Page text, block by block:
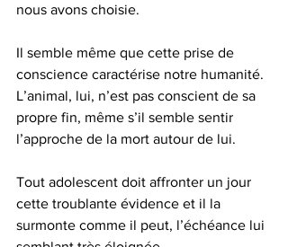
nous avons choisie.
Il semble même que cette prise de
conscience caractérise notre humanité.
L’animal, lui, n’est pas conscient de sa
propre fin, même s’il semble sentir
l’approche de la mort autour de lui.
Tout adolescent doit affronter un jour
cette troublante évidence et il la
surmonte comme il peut, l’échéance lui